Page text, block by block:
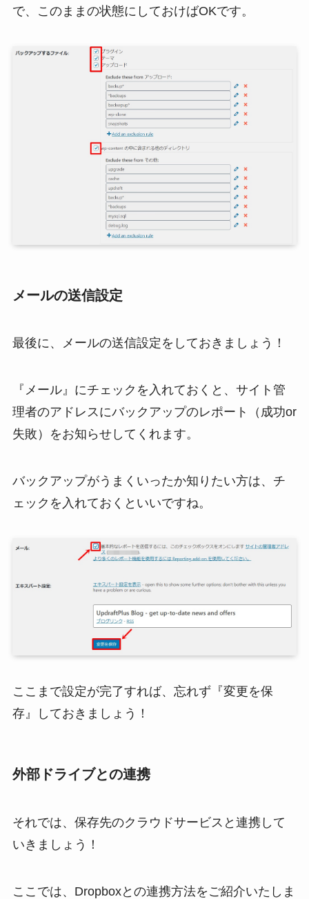
で、このままの状態にしておけばOKです。
メールの送信設定
最後に、メールの送信設定をしておきましょう！
『メール』にチェックを入れておくと、サイト管
理者のアドレスにバックアップのレポート（成功or
失敗）をお知らせしてくれます。
バックアップがうまくいったか知りたい方は、チ
ェックを入れておくといいですね。
ここまで設定が完了すれば、忘れず『変更を保
存』しておきましょう！
外部ドライブとの連携
それでは、保存先のクラウドサービスと連携して
いきましょう！
ここでは、Dropboxとの連携方法をご紹介いたしま